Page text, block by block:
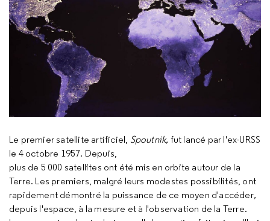
Le premier satellite artificiel, Spoutnik, fut lancé par l'ex-URSS
le 4 octobre 1957. Depuis,
plus de 5 000 satellites ont été mis en orbite autour de la
Terre. Les premiers, malgré leurs modestes possibilités, ont
rapidement démontré la puissance de ce moyen d'accéder,
depuis l'espace, à la mesure et à l'observation de la Terre.